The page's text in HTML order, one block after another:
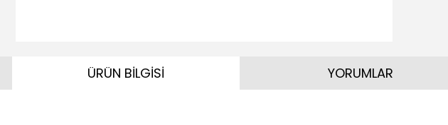
ÜRÜN BİLGİSİ YORUMLAR